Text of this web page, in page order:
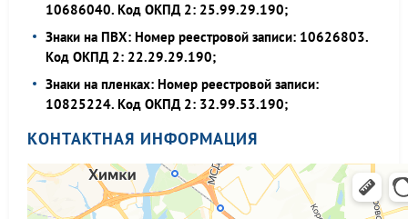
10686040. Код ОКПД 2: 25.99.29.190;
Знаки на ПВХ: Номер реестровой записи: 10626803.
Код ОКПД 2: 22.29.29.190;
Знаки на пленках: Номер реестровой записи:
10825224. Код ОКПД 2: 32.99.53.190;
КОНТАКТНАЯ ИНФОРМАЦИЯ